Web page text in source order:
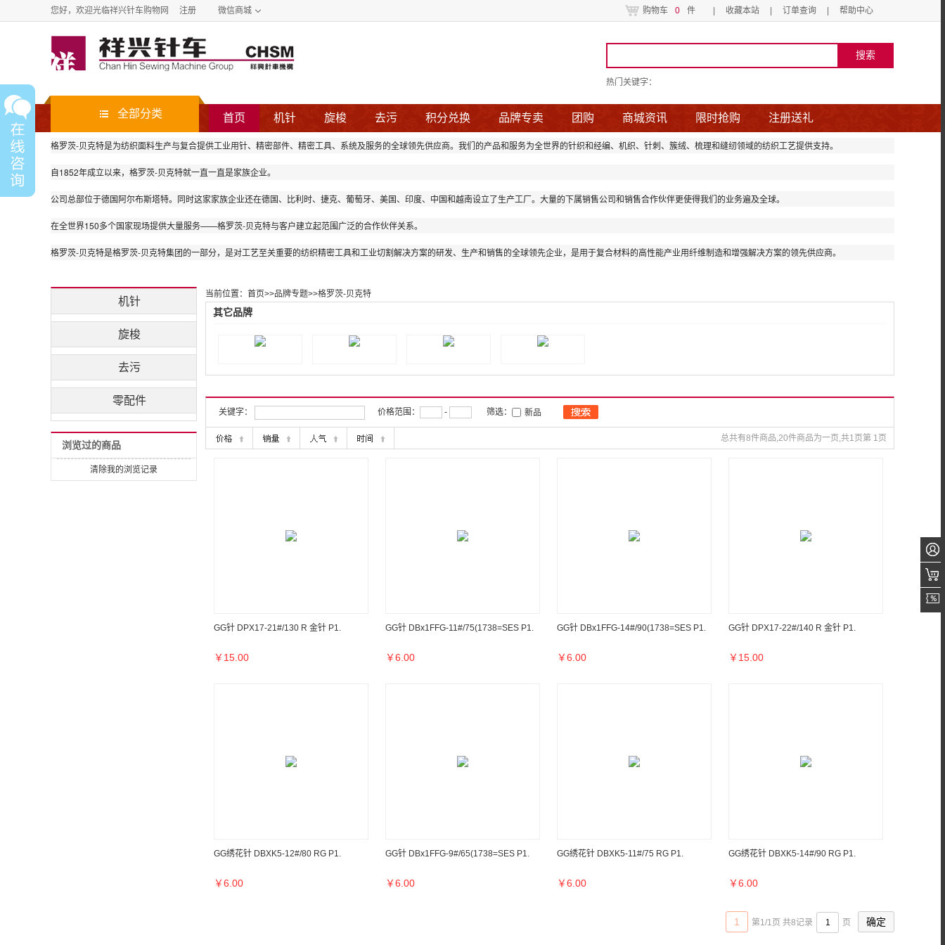
您好，欢迎光临祥兴针车购物网 注册 微信商城 购物车 0 件 收藏本站 订单查询 帮助中心
热门关键字：
全部分类 首页 机针 旋梭 去污 积分兑换 品牌专卖 团购 商城资讯 限时抢购 注册送礼
格罗茨-贝克特是为纺织面料生产与复合提供工业用针、精密部件、精密工具、系统及服务的全球领先供应商。我们的产品和服务为全世界的针织和经编、机织、针刺、簇绒、梳理和缝纫领域的纺织工艺提供支持。
自1852年成立以来，格罗茨-贝克特就一直一直是家族企业。
公司总部位于德国阿尔布斯塔特。同时这家家族企业还在德国、比利时、捷克、葡萄牙、美国、印度、中国和越南设立了生产工厂。大量的下属销售公司和销售合作伙伴更使得我们的业务遍及全球。
在全世界150多个国家现场提供大量服务——格罗茨-贝克特与客户建立起范围广泛的合作伙伴关系。
格罗茨-贝克特是格罗茨-贝克特集团的一部分，是对工艺至关重要的纺织精密工具和工业切割解决方案的研发、生产和销售的全球领先企业，是用于复合材料的高性能产业用纤维制造和增强解决方案的领先供应商。
机针
旋梭
去污
零配件
浏览过的商品
清除我的浏览记录
当前位置： 首页>>品牌专题>>格罗茨-贝克特
其它品牌
关键字： 价格范围： - 筛选： 新品
总共有8件商品,20件商品为一页,共1页第 1页
GG针 DPX17-21#/130 R 金针 P1.
￥ 15.00
GG针 DBx1FFG-11#/75(1738=SES P1.
￥6.00
GG针 DBx1FFG-14#/90(1738=SES P1.
￥6.00
GG针 DPX17-22#/140 R 金针 P1.
￥ 15.00
GG绣花针 DBXK5-12#/80 RG P1.
￥6.00
GG针 DBx1FFG-9#/65(1738=SES P1.
￥6.00
GG绣花针 DBXK5-11#/75 RG P1.
￥6.00
GG绣花针 DBXK5-14#/90 RG P1.
￥6.00
1 第1/1页 共8记录 页